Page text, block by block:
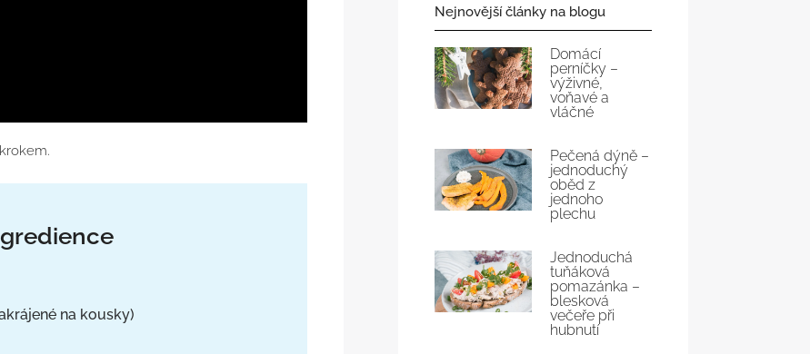
na kousky)
Nejnovější články na blogu
Domácí
perníčky –
výživné,
voňavé a
vláčné
Pečená dýně –
jednoduchý
oběd z
jednoho
plechu
Jednoduchá
tuňáková
pomazánka –
blesková
večeře při
hubnutí